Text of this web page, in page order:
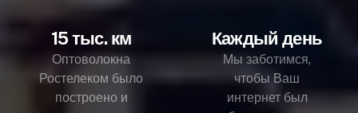
15 тыс. км
Оптоволокна
Ростелеком было
построено и
Каждый день
Мы заботимся,
чтобы Ваш
интернет был